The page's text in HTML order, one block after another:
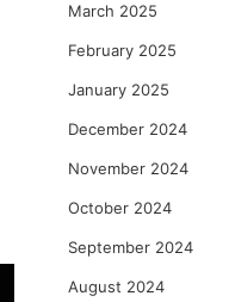
March 2025
February 2025
January 2025
December 2024
November 2024
October 2024
September 2024
August 2024